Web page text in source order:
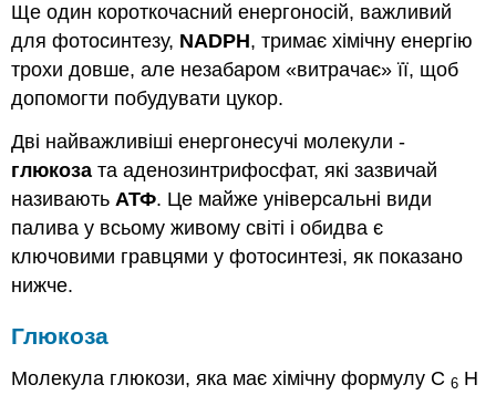
Ще один короткочасний енергоносій, важливий
для фотосинтезу, NADPH, тримає хімічну енергію
трохи довше, але незабаром «витрачає» її, щоб
допомогти побудувати цукор.
Дві найважливіші енергонесучі молекули -
глюкоза та аденозинтрифосфат, які зазвичай
називають АТФ. Це майже універсальні види
палива у всьому живому світі і обидва є
ключовими гравцями у фотосинтезі, як показано
нижче.
Глюкоза
Молекула глюкози, яка має хімічну формулу C6 H